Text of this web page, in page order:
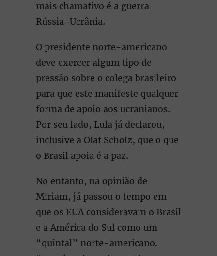
mais chamativo é a guerra
Rússia-Ucrânia.
O presidente norte-americano
deve exercer algum tipo de
pressão sobre o colega brasileiro
para que este manifeste qualquer
forma de apoio aos ucranianos.
Por seu lado, Lula já declarou,
inclusive a Olaf Scholz, que o que
o Brasil apoia é a paz.
No entanto, na opinião de
Miriam, já passou o tempo em
que os EUA consideravam o Brasil
e a América do Sul como um
“quintal” norte-americano.